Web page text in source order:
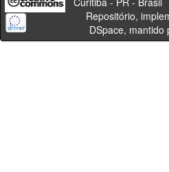
Repositório,
DSpace, mantido